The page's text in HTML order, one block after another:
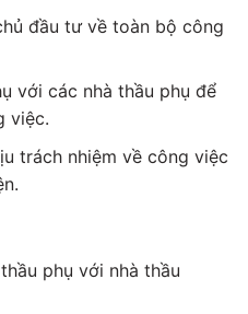
đầu tư về toàn bộ công
với các nhà thầu phụ để
việc.
trách nhiệm về công việc
phụ với nhà thầu